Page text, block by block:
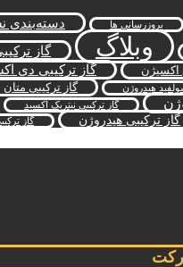
بروزرسانی ها دسته‌بندی
وبلاگ گاز
اکسیژن گاز ترکیبی دی
هیدروژن گاز ترکیبی متان
گاز ترکیبی نیتریک اکسید
گاز ترکیبی هیدروژن گاز